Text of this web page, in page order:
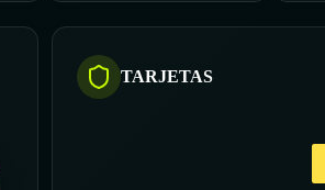
TARJETAS